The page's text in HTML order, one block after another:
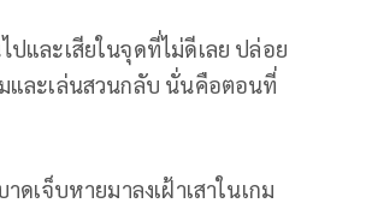
ปและเสียในจุดที่ไม่ดีเลย ปล่อย
และเล่นสวนกลับ นั่นคือตอนที่
ดเจ็บหายมาลงเฝ้าเสาในเกม